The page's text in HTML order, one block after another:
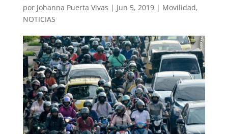
por Johanna Puerta Vivas | Jun 5, 2019| Movilidad,
NOTICIAS